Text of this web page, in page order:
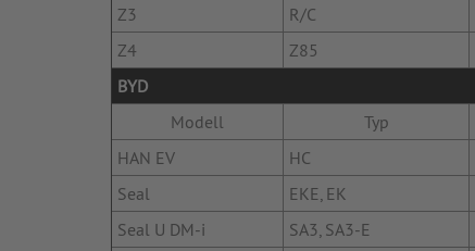
Z3
R/C
Z4
Z85
BYD
Modell
Typ
HAN EV
HC
Seal
EKE, EK
Seal U DM-i
SA3, SA3-E